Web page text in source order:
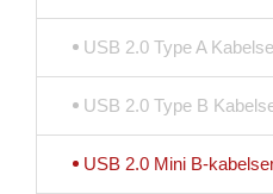
USB 2.0 Type A
USB 2.0 Type B
USB 2.0 Mini B-